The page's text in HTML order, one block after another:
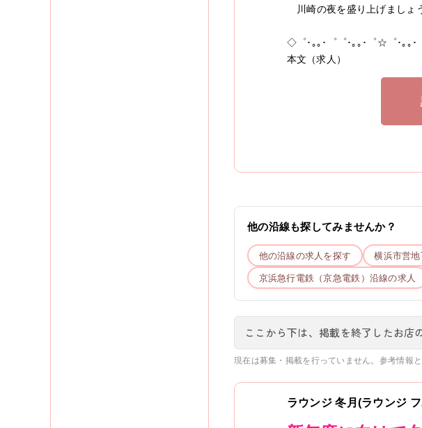
川崎の夜を盛り上げましょ
◇゜･｡｡･゜゜･｡｡･゜☆゜･｡｡･
本文（求人）
他の沿線も探してみませんか？
他の沿線の求人を探す 横浜市営
京浜急行電鉄（京急電鉄） 沿線の求人
ここから下は、掲載を終了したお店
現在は募集・掲載を行っていません。参考情報と
ラウンジ 冬月(ラウンジ